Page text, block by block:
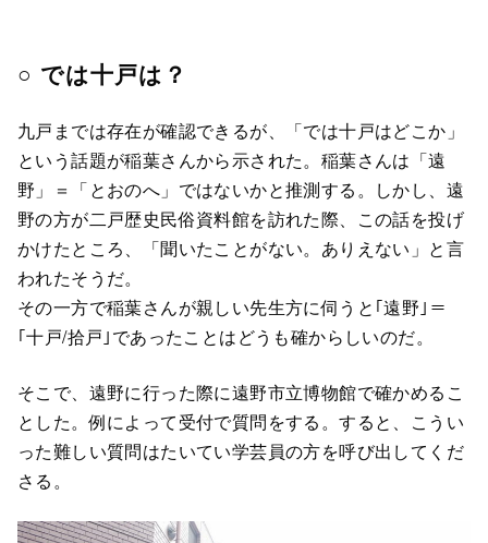
○ では十戸は？
九戸までは存在が確認できるが、「では十戸はどこか」
という話題が稲葉さんから示された。稲葉さんは「遠
野」＝「とおのへ」ではないかと推測する。しかし、遠
野の方が二戸歴史民俗資料館を訪れた際、この話を投げ
かけたところ、「聞いたことがない。ありえない」と言
われたそうだ。
その一方で稲葉さんが親しい先生方に伺うと｢遠野｣＝
｢十戸/拾戸｣であったことはどうも確からしいのだ。
そこで、遠野に行った際に遠野市立博物館で確かめるこ
とした。例によって受付で質問をする。すると、こうい
った難しい質問はたいてい学芸員の方を呼び出してくだ
さる。